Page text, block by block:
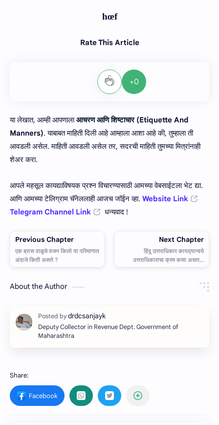
hœf
Rate This Article
+0
या लेखात, आम्ही आपणालाआचरण आणि शिष्टाचार (Etiquette And
Manners). याबाबत माहिती दिली आहे आम्हाला आशा आहे की, तुम्हाला ती
आवडली असेल. माहिती आवडली असेल तर, सदरची माहिती तुमच्या मित्रांनाही
शेअर करा.
आपले महसूल कायद्याविषयक प्रश्न विचारण्यासाठी आमच्या वेबसाईटला भेट द्या.
आणि आमच्या टेलिग्राम चॅनेललाही आजच जॉईन व्हा. Website Link
Telegram Channel Link
धन्यवाद !
About the Author
Deputy Collector in Revenue Dept. Government of
Maharashtra